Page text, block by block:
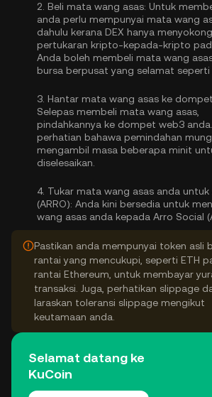
2. Beli mata wang asas: Untuk
anda perlu mempunyai mata wang
dahulu kerana DEX hanya menyokong
pertukaran kripto-kepada-kripto
Anda boleh membeli mata wang
bursa berpusat yang selamat seperti
3. Hantar mata wang asas ke
Selepas membeli mata wang asas,
pindahkannya ke dompet web3
perhatian bahawa pemindahan
mengambil masa beberapa minit
diselesaikan.
4. Tukar mata wang asas anda untuk
(ARRO): Anda kini bersedia untuk
wang asas anda kepada Arro Social
Pastikan anda mempunyai token asli
rantai yang mencukupi, seperti ETH
rantai Ethereum, untuk membayar
transaksi. Juga, perhatikan slippage
laraskan toleransi slippage mengikut
keutamaan anda.
Selamat datang ke
KuCoin